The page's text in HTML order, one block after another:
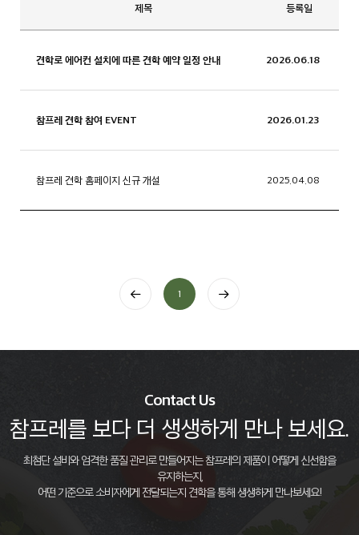
제목 등록일
견학로 에어컨 설치에 따른 견학 예약 일정 안내 2026.06.18
참프레 견학 참여 EVENT 2026.01.23
참프레 견학 홈페이지 신규 개설 2025.04.08
1
Contact Us
참프레를 보다 더 생생하게 만나 보세요.
최첨단 설비와 엄격한 품질 관리로 만들어지는 참프레의 제품이 어떻게 신선함을
유지하는지,
어떤 기준으로 소비자에게 전달되는지 견학을 통해 생생하게 만나보세요!